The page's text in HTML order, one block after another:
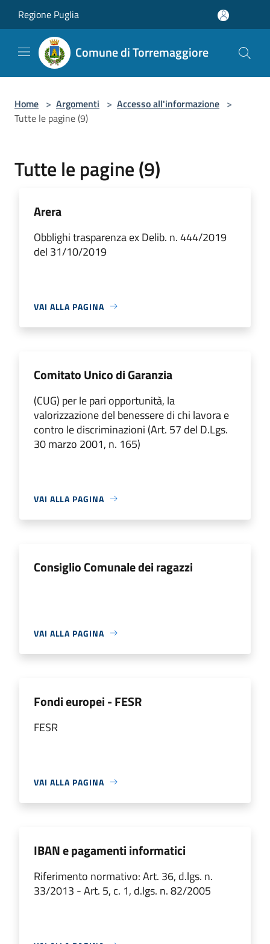
Regione Puglia
Comune di Torremaggiore
Home > Argomenti > Accesso all'informazione >
Tutte le pagine (9)
Tutte le pagine (9)
Arera
Obblighi trasparenza ex Delib. n. 444/2019
del 31/10/2019
VAI ALLA PAGINA
Comitato Unico di Garanzia
(CUG) per le pari opportunità, la
valorizzazione del benessere di chi lavora e
contro le discriminazioni (Art. 57 del D.Lgs.
30 marzo 2001, n. 165)
VAI ALLA PAGINA
Consiglio Comunale dei ragazzi
VAI ALLA PAGINA
Fondi europei - FESR
FESR
VAI ALLA PAGINA
IBAN e pagamenti informatici
Riferimento normativo: Art. 36, d.lgs. n.
33/2013 - Art. 5, c. 1, d.lgs. n. 82/2005